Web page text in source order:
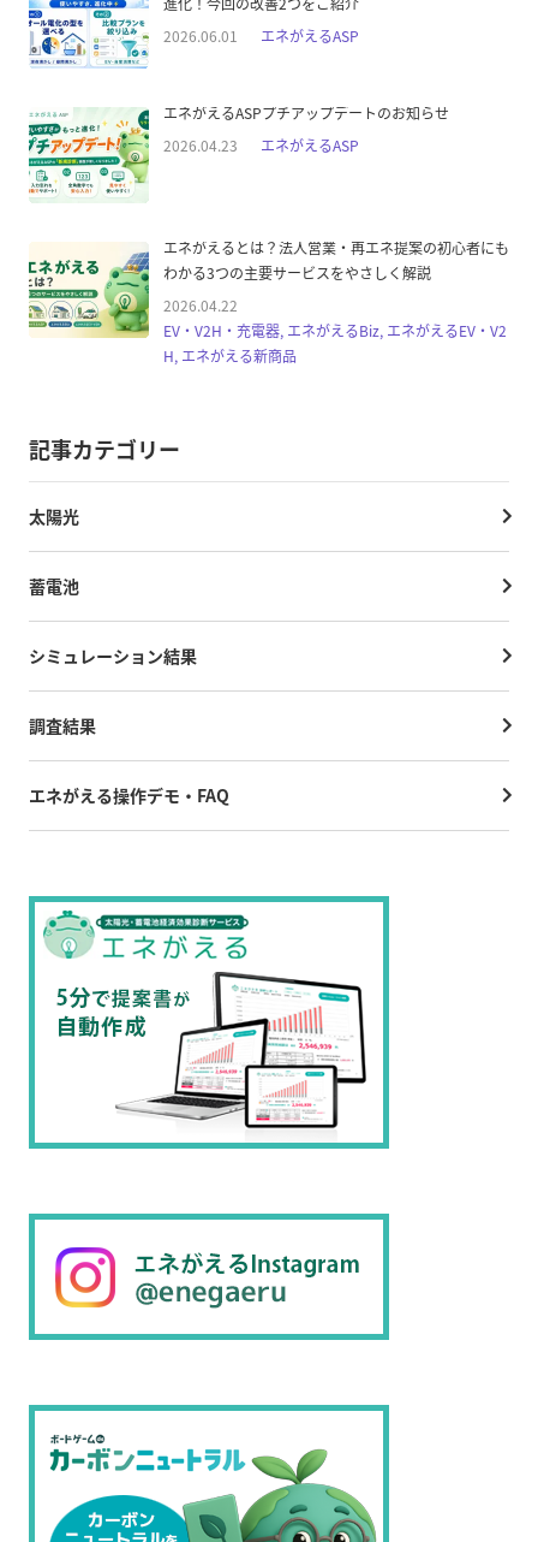
2026.06.01
エネがえるASP
エネがえるASPプチアップデートのお知らせ
2026.04.23
エネがえるASP
エネがえるとは？法人営業・再エネ提案の初心者にも
わかる3つの主要サービスをやさしく解説
2026.04.22
EV・V2H・充電器, エネがえるBiz, エネがえるEV・V2
H, エネがえる新商品
記事カテゴリー
太陽光
蓄電池
シミュレーション結果
調査結果
エネがえる操作デモ・FAQ